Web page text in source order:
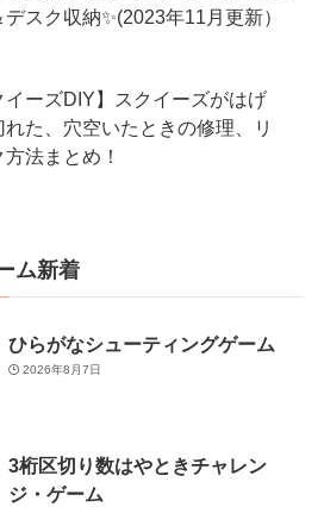
スク収納✨(2023年11月更新）
イーズDIY】スクイーズがはげ
れた、穴空いたときの修理、リ
方法まとめ！
ム新着
ひらがなシューティングゲーム
2026年8月7日
3桁区切り数はやときチャレン
ジ・ゲーム